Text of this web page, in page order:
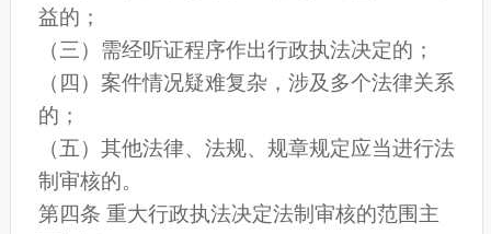
益的；
（三）需经听证程序作出行政执法决定的；
（四）案件情况疑难复杂，涉及多个法律关系
的；
（五）其他法律、法规、规章规定应当进行法
制审核的。
第四条 重大行政执法决定法制审核的范围主